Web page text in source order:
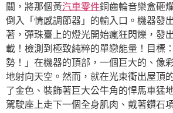
關，將那個黃汽車零件銅齒輪音樂盒砸
倒入「情感調節器」的輸入口。機器發
著，彈珠臺上的燈光開始瘋狂閃爍，發
載！檢測到極致純粹的單戀能量！目標
勢！」在機器的頂部，一個巨大的、像
地射向天空。然而，就在光束衝出屋頂
了金色、裝飾著巨大公牛角的悍馬車猛
駕駛座上走下一個全身肌肉、戴著鑽石